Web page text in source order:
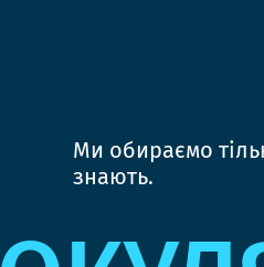
Ми обираємо
знають.